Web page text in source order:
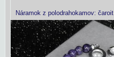
Náramok z polodrahokamov: čaroit